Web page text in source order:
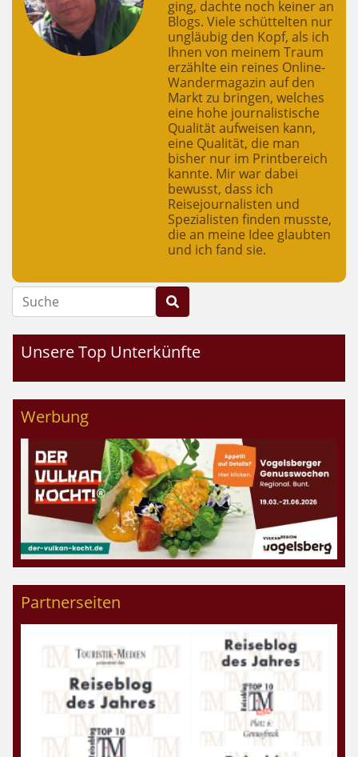
ging, dachte noch keiner an
Blogs. Viele schüttelten nur
ungläubig den Kopf, als ich
Ihnen von meinem Traum
erzählte ein reines Online-
Wandermagazin auf den
Markt zu bringen, welches
eine hohe journalistische
Qualität aufweisen kann,
eine Qualität, die man
bisher nur im Printbereich
kannte. Mir war dabei
bewusst, dass ich
Reisejournalisten und
Spezialisten finden musste,
die an meine Idee glaubten
und ich fand sie.
Suche
Unsere Top Unterkünfte
Werbung
Partnerseiten